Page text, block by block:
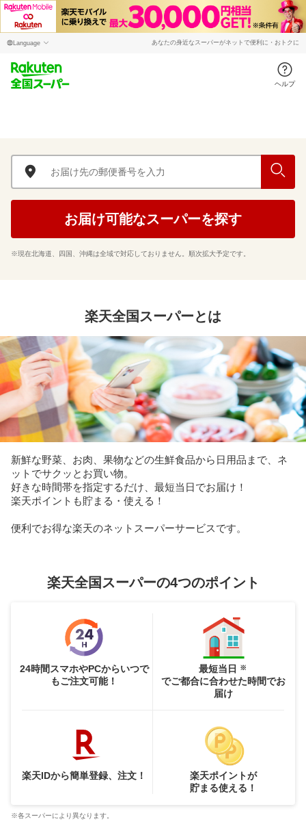
あなたの身近なスーパーがネットで便利に・おトクに
ヘルプ
お届け可能なスーパーを探す
※現在北海道、四国、沖縄は全域で対応しておりません。順次拡大予定です。
楽天全国スーパーとは
新鮮な野菜、お肉、果物などの生鮮食品から日用品まで、ネ
ットでサクッとお買い物。
好きな時間帯を指定するだけ、最短当日でお届け！
楽天ポイントも貯まる・使える！
便利でお得な楽天のネットスーパーサービスです。
楽天全国スーパーの4つのポイント
24時間スマホやPCからいつで
もご注文可能！
最短当日 ※
でご都合に合わせた時間でお
届け
楽天IDから簡単登録、注文！
楽天ポイントが
貯まる使える！
※各スーパーにより異なります。